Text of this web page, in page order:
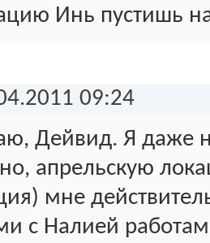
Инь пустишь
09:24
Дейвид. Я даже
апрельскую
мне
с Налией